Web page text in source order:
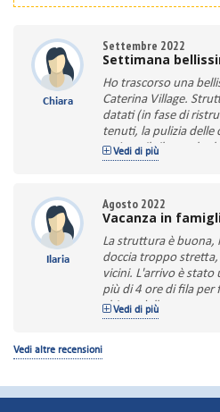
Chiara
Settembre 2022
Settimana
Ho trascorso una
Caterina Village.
datati (in fase di
tenuti, la pulizia delle
ottima, il cibo molto
servizio a buffet che
soprattutto
di 3 piscine ben tenute.
Animazione,
migliori che ho visto.
attività sia per i più
Io e mio figlio
bella
Vedi di più
Ilaria
Agosto 2022
Vacanza in
La struttura è buona,
doccia troppo
vicini. L'arrivo è stato
più di 4 ore di fila per
chiave della stanza,
avevamo libero
e trattavano male chi
Vedi di più
Vedi altre recensioni